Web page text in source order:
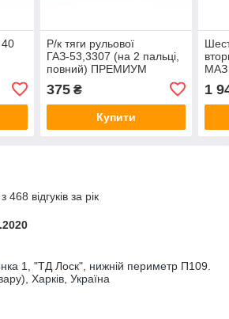
Р/к тяги рульової
ГАЗ-53,3307 (на 2 пальцi,
повний) ПРЕМИУМ
375₴
Купити
МАЗ
1
відгуків за рік
1, "ТД Лоск", нижній периметр П109.
Харків, Україна